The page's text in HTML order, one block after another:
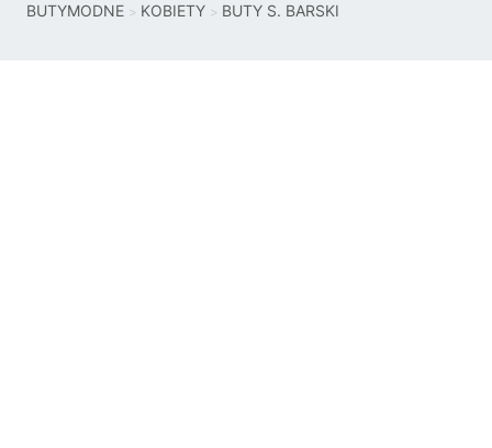
BUTYMODNE KOBIETY BUTY S. BARSKI